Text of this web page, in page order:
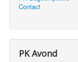
Contact
PK Avond